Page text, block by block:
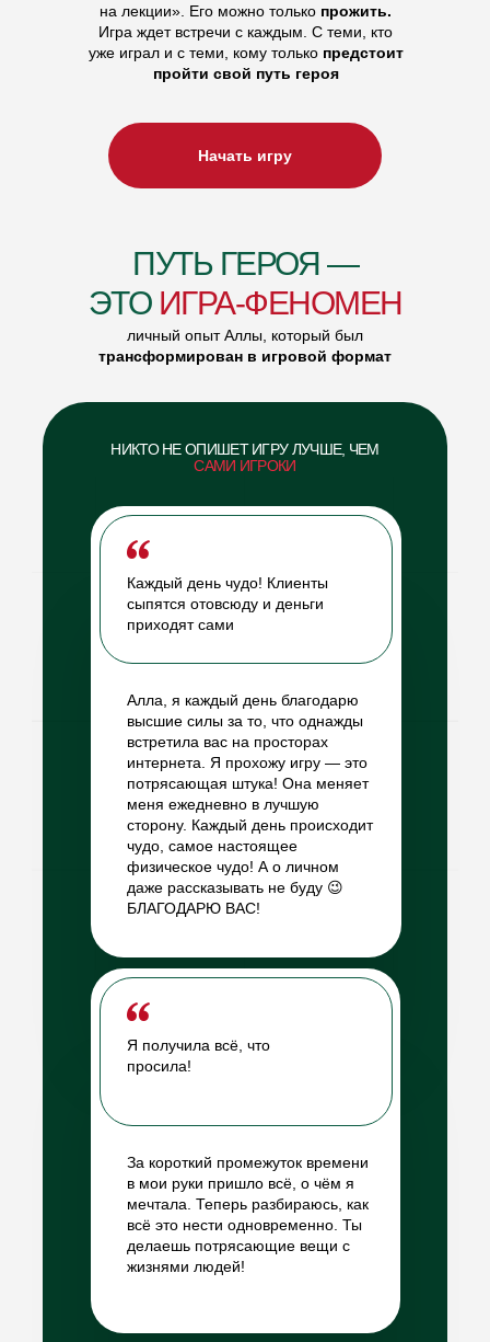
на лекции». Его можно только прожить.
Игра ждет встречи с каждым. С теми, кто
уже играл и с теми, кому только предстоит
пройти свой путь героя
Начать игру
личный опыт Аллы, который был
трансформирован в игровой формат
ПУТЬ ГЕРОЯ —
ЭТО ИГРА-ФЕНОМЕН
Исследовать свои
ценности, страхи
и мечты
Найти поддержку
единомышленников
НИКТО НЕ ОПИШЕТ ИГРУ ЛУЧШЕ, ЧЕМ
САМИ ИГРОКИ
Алла, я каждый день благодарю
высшие силы за то, что однажды
встретила вас на просторах
интернета. Я прохожу игру — это
потрясающая штука! Она меняет
меня ежедневно в лучшую
сторону. Каждый день происходит
чудо, самое настоящее
физическое чудо! А о личном
даже рассказывать не буду 😉
БЛАГОДАРЮ ВАС!
Каждый день чудо! Клиенты
сыпятся отовсюду и деньги
приходят сами
За короткий промежуток времени
в мои руки пришло всё, о чём я
мечтала. Теперь разбираюсь, как
всё это нести одновременно. Ты
делаешь потрясающие вещи с
жизнями людей!
Я получила всё, что
просила!